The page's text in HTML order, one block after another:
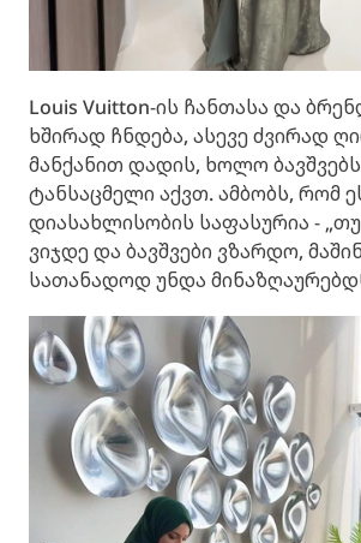
Louis Vuitton-ის ჩანთასა და
ხშირად ჩნდება, ასევე ძვირად
მანქანით დადის, ხოლო
ტანსაცმელი აქვთ. ამბობს, რომ
დიასახლისობის საფასურია -
ვიჯდე და ბავშვები ვზარდო,
სათანადოდ უნდა